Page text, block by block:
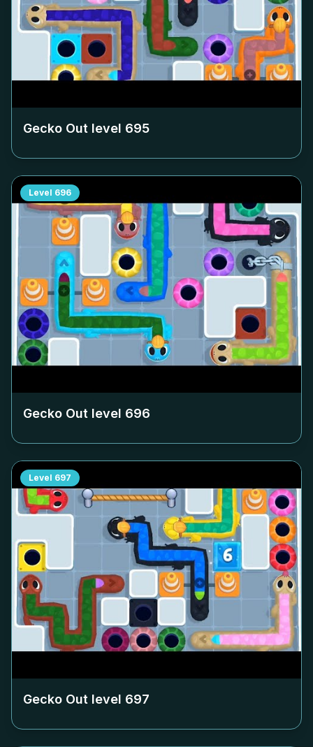
Gecko Out level 695
Level 696
Gecko Out level 696
Level 697
Gecko Out level 697